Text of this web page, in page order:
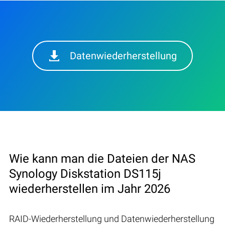
Datenwiederherstellung
Wie kann man die Dateien der NAS
Synology Diskstation DS115j
wiederherstellen im Jahr 2026
RAID-Wiederherstellung und Datenwiederherstellung